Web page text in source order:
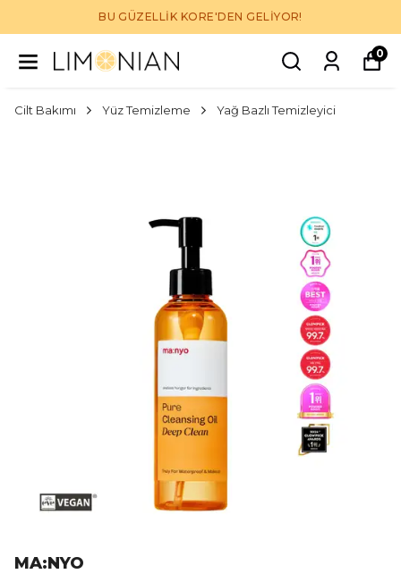
BU GÜZELLİK KORE'DEN GELİYOR!
0
Cilt Bakımı Yüz Temizleme Yağ Bazlı Temizleyici
MA:NYO